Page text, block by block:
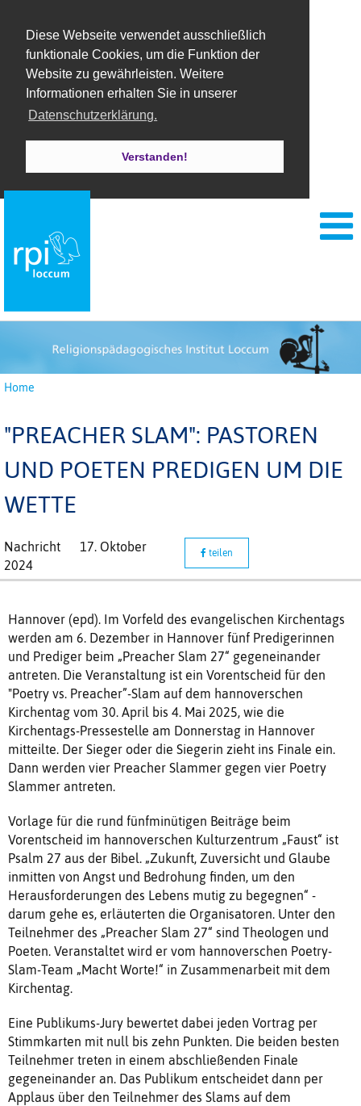
Diese Webseite verwendet ausschließlich
funktionale Cookies, um die Funktion der
Website zu gewährleisten. Weitere
Informationen erhalten Sie in unserer
Datenschutzerklärung.
Verstanden!
Home
"PREACHER SLAM": PASTOREN
UND POETEN PREDIGEN UM DIE
WETTE
Nachricht
17. Oktober
2024
teilen
Hannover (epd). Im Vorfeld des evangelischen Kirchentags
werden am 6. Dezember in Hannover fünf Predigerinnen
und Prediger beim „Preacher Slam 27“ gegeneinander
antreten. Die Veranstaltung ist ein Vorentscheid für den
"Poetry vs. Preacher”-Slam auf dem hannoverschen
Kirchentag vom 30. April bis 4. Mai 2025, wie die
Kirchentags-Pressestelle am Donnerstag in Hannover
mitteilte. Der Sieger oder die Siegerin zieht ins Finale ein.
Dann werden vier Preacher Slammer gegen vier Poetry
Slammer antreten.
Vorlage für die rund fünfminütigen Beiträge beim
Vorentscheid im hannoverschen Kulturzentrum „Faust“ ist
Psalm 27 aus der Bibel. „Zukunft, Zuversicht und Glaube
inmitten von Angst und Bedrohung finden, um den
Herausforderungen des Lebens mutig zu begegnen“ -
darum gehe es, erläuterten die Organisatoren. Unter den
Teilnehmer des „Preacher Slam 27“ sind Theologen und
Poeten. Veranstaltet wird er vom hannoverschen Poetry-
Slam-Team „Macht Worte!“ in Zusammenarbeit mit dem
Kirchentag.
Eine Publikums-Jury bewertet dabei jeden Vortrag per
Stimmkarten mit null bis zehn Punkten. Die beiden besten
Teilnehmer treten in einem abschließenden Finale
gegeneinander an. Das Publikum entscheidet dann per
Applaus über den Teilnehmer des Slams auf dem